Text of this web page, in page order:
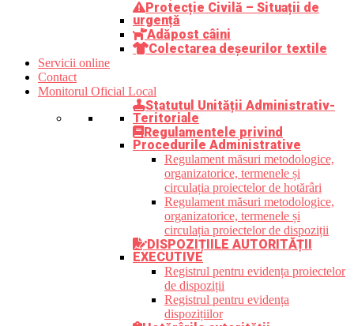
Protecție Civilă – Situații de
urgență
Adăpost câini
Colectarea deșeurilor textile
Servicii online
Contact
Monitorul Oficial Local
Statutul Unității Administrativ-
Teritoriale
Regulamentele privind
Procedurile Administrative
Regulament măsuri metodologice,
organizatorice, termenele și
circulația proiectelor de hotărâri
Regulament măsuri metodologice,
organizatorice, termenele și
circulația proiectelor de dispoziții
DISPOZIȚIILE AUTORITĂȚII
EXECUTIVE
Registrul pentru evidența proiectelor
de dispoziții
Registrul pentru evidența
dispozițiilor